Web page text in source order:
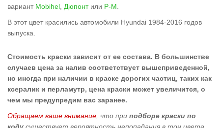
вариант Mobihel Дюпонтили Р-М
В этот цвет красились автомобили Hyundai 1984-2016 годов
выпуска.
Стоимость краски зависит от ее состава. В большинстве
случаев цена за налив соответствует вышеприведенной,
но иногда при наличии в краске дорогих частиц, таких как
ксералик и перламутр, цена краски может увеличится, о
чем мы предупредим вас заранее.
Обращаем ваше внимание , что при подборе краски по
коду существует вероятность непопадания в тон цвета,